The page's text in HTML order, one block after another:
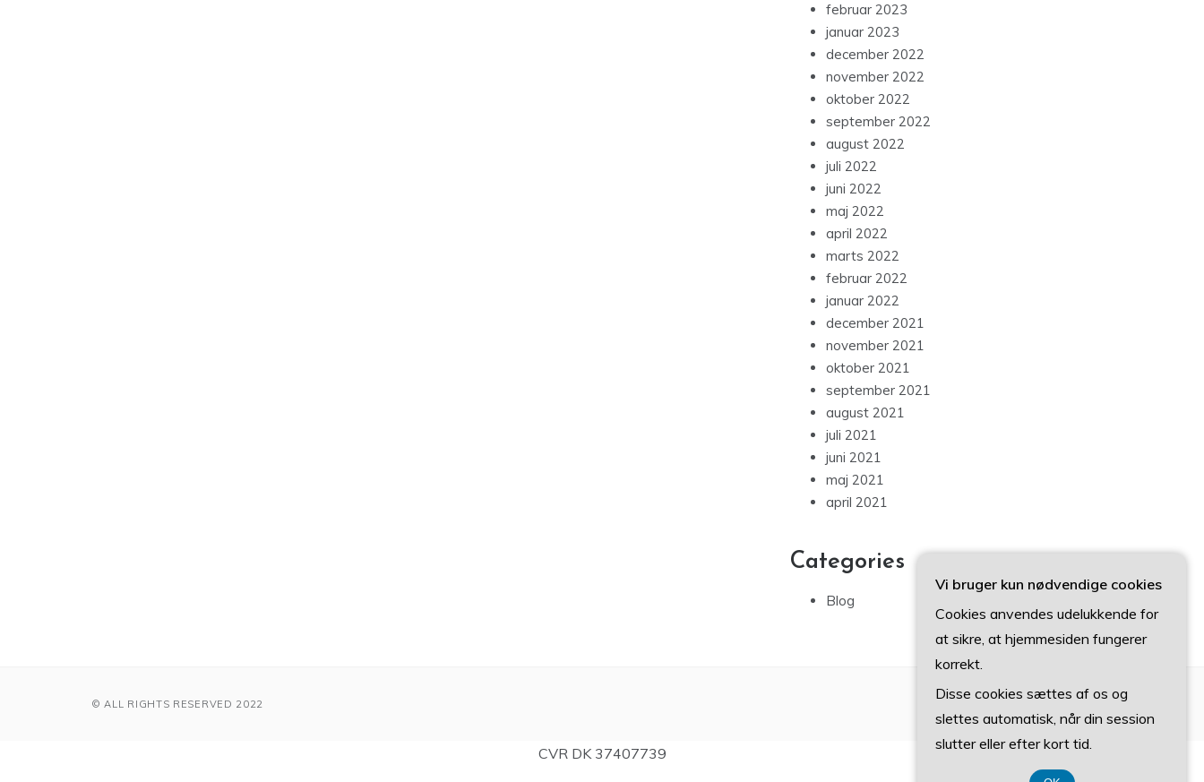
februar 2023
januar 2023
december 2022
november 2022
oktober 2022
september 2022
august 2022
juli 2022
juni 2022
maj 2022
april 2022
marts 2022
februar 2022
januar 2022
december 2021
november 2021
oktober 2021
september 2021
august 2021
juli 2021
juni 2021
maj 2021
april 2021
Categories
Blog
© ALL RIGHTS RESERVED 2022
CVR DK 37407739
Vi bruger kun nødvendige cookies
Cookies anvendes udelukkende for
at sikre, at hjemmesiden fungerer
korrekt.
Disse cookies sættes af os og
slettes automatisk, når din session
slutter eller efter kort tid.